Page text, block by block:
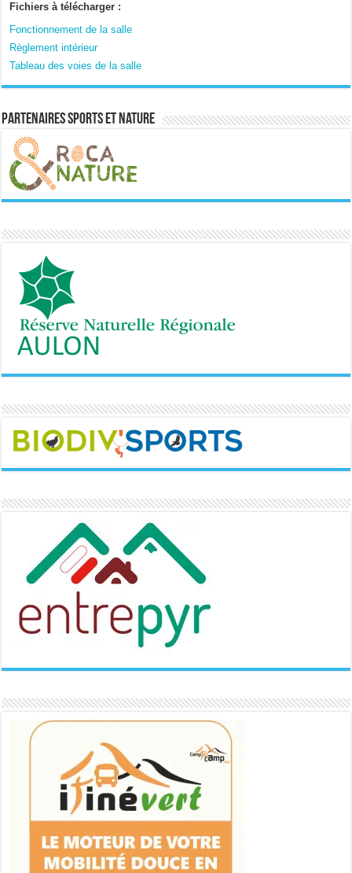
Fichiers à télécharger :
Fonctionnement de la salle
Règlement intérieur
Tableau des voies de la salle
Partenaires sports et nature